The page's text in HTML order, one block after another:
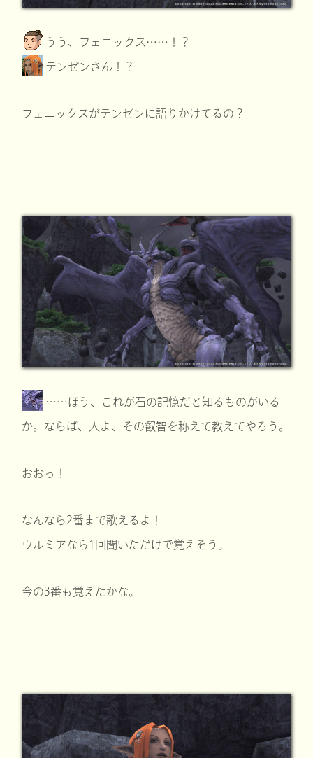
うう、フェニックス……！？
テンゼンさん！？
フェニックスがテンゼンに語りかけてるの？
……ほう、これが石の記憶だと知るものがいる
か。ならば、人よ、その叡智を称えて教えてやろう。
おおっ！
なんなら2番まで歌えるよ！
ウルミアなら1回聞いただけで覚えそう。
今の3番も覚えたかな。